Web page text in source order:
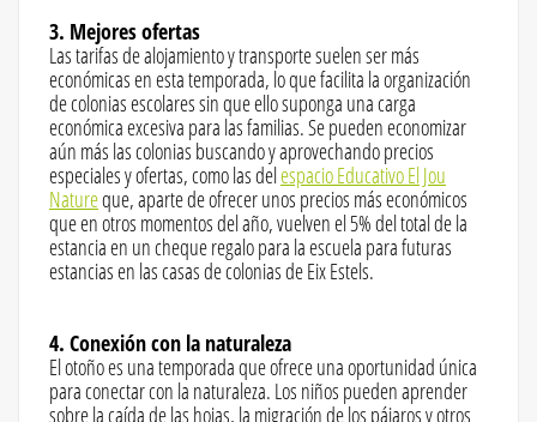
3. Mejores ofertas
Las tarifas de alojamiento y transporte suelen ser más
económicas en esta temporada, lo que facilita la organización
de colonias escolares sin que ello suponga una carga
económica excesiva para las familias. Se pueden economizar
aún más las colonias buscando y aprovechando precios
especiales y ofertas, como las delespacio Educativo El Jou
Natureque, aparte de ofrecer unos precios más económicos
que en otros momentos del año, vuelven el 5% del total de la
estancia en un cheque regalo para la escuela para futuras
estancias en las casas de colonias de Eix Estels.
4. Conexión con la naturaleza
El otoño es una temporada que ofrece una oportunidad única
para conectar con la naturaleza. Los niños pueden aprender
sobre la caída de las hojas, la migración de los pájaros y otros